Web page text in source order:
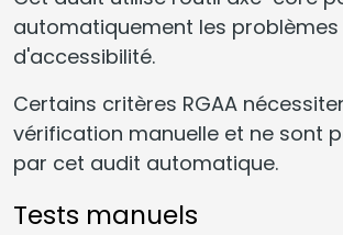
automatiquement les problèmes
d'accessibilité.
Certains critères RGAA
vérification manuelle et ne sont
par cet audit automatique.
Tests manuels